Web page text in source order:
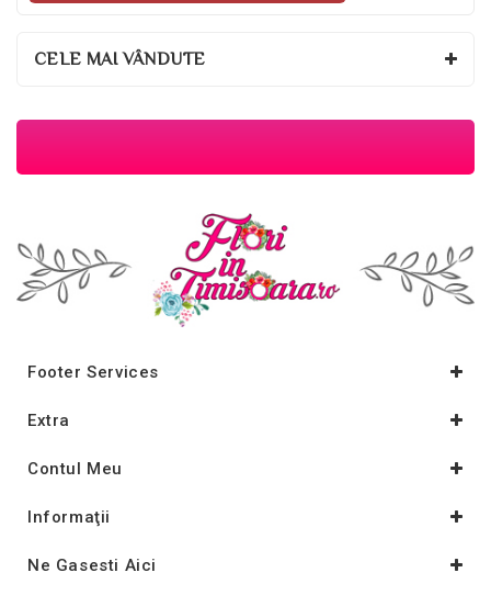
CELE MAI VÂNDUTE
Footer Services
Extra
Contul Meu
Informaţii
Ne Gasesti Aici